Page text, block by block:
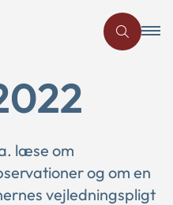
læse om
og om en
vejledningspligt